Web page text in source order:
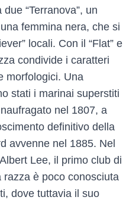
“Terranova”, un
femmina nera, che si
locali. Con il “Flat” e
condivide i caratteri
morfologici. Una
stati i marinai superstiti
nel 1807, a
definitivo della
avvenne nel 1885. Nel
Lee, il primo club di
è poco conosciuta
dove tuttavia il suo